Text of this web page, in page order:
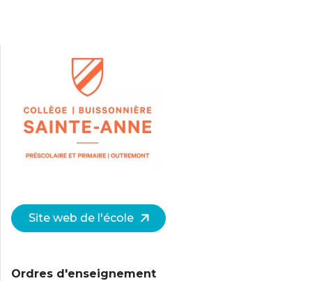
Site web de l'école
Ordres d'enseignement